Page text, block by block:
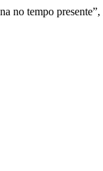
no tempo presente”,